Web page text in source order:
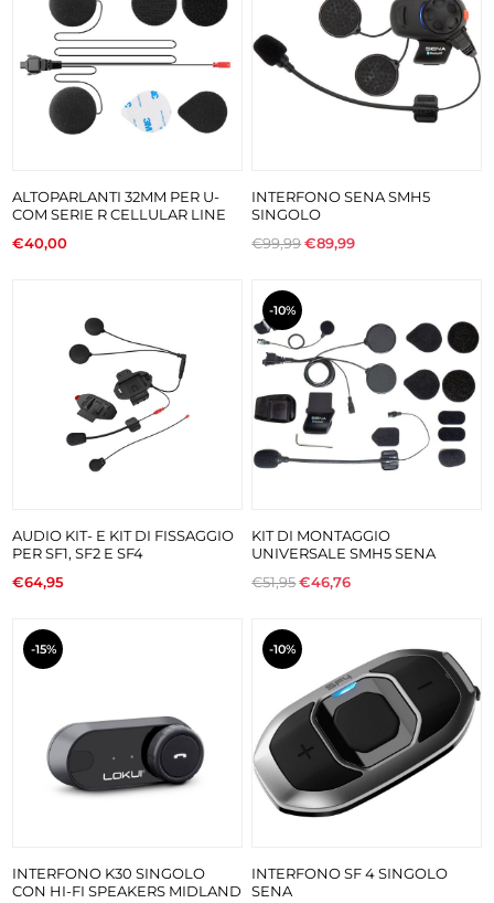
ALTOPARLANTI 32MM PER U-
COM SERIE R CELLULAR LINE
€40,00
INTERFONO SENA SMH5
SINGOLO
€99,99€89,99
AUDIO KIT- E KIT DI FISSAGGIO
PER SF1, SF2 E SF4
€64,95
-10%
KIT DI MONTAGGIO
UNIVERSALE SMH5 SENA
€51,95€46,76
-15%
INTERFONO K30 SINGOLO
CON HI-FI SPEAKERS MIDLAND
-10%
INTERFONO SF 4 SINGOLO
SENA